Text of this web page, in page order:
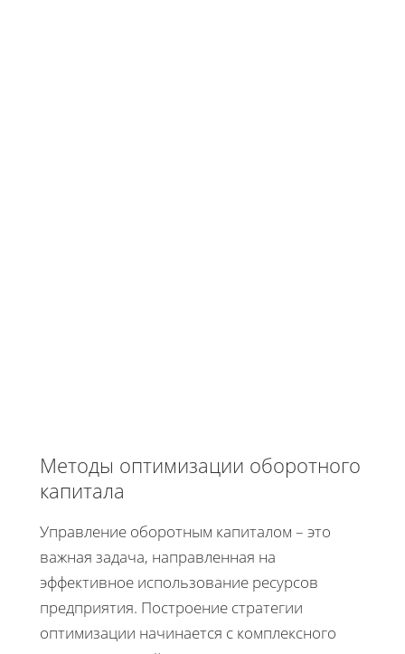
Методы оптимизации оборотного
капитала
Управление оборотным капиталом – это
важная задача, направленная на
эффективное использование ресурсов
предприятия. Построение стратегии
оптимизации начинается с комплексного